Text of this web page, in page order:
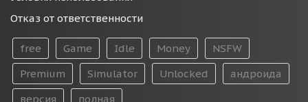
Отказ от ответственности
free Game Idle Money
NSFW
Premium
Simulator Unlocked
андроида
версия
полная